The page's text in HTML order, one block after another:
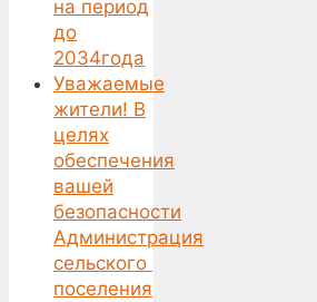
на период
до
2034года
Уважаемые
жители! В
целях
обеспечения
вашей
безопасности
Администрация
сельского
поселения